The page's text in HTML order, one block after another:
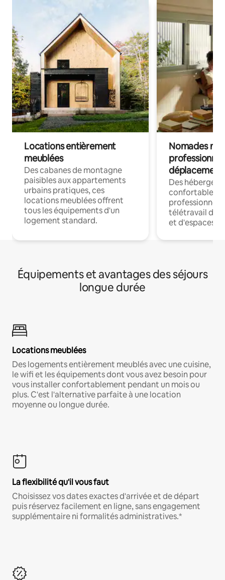
Locations entièrement
meublées
Des cabanes de montagne
paisibles aux appartements
urbains pratiques, ces
locations meublées offrent
tous les équipements d'un
logement standard.
Nomades
déplacement
Des
confortables
professionnels
télétravail
et d'espaces
Équipements et avantages des séjours
longue durée
Locations meublées
Des logements entièrement meublés avec une cuisine,
le wifi et les équipements dont vous avez besoin pour
vous installer confortablement pendant un mois ou
plus. C'est l'alternative parfaite à une location
moyenne ou longue durée.
La flexibilité qu'il vous faut
Choisissez vos dates exactes d'arrivée et de départ
puis réservez facilement en ligne, sans engagement
supplémentaire ni formalités administratives.*